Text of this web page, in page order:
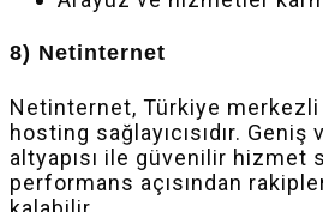
8) Netinternet
Netinternet, Türkiye
hosting sağlayıcısıdır.
altyapısı ile güvenilir hizmet
performans açısından